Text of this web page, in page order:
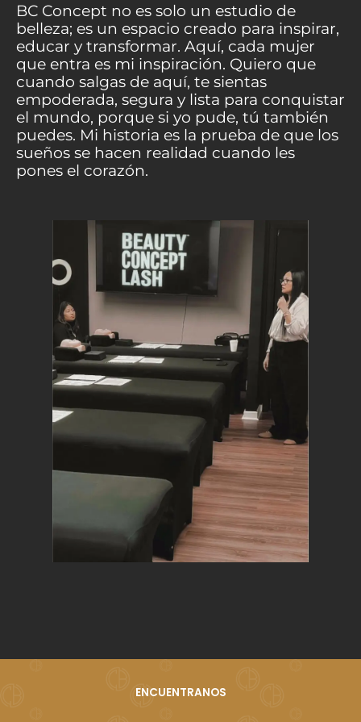
BC Concept no es solo un estudio de
belleza; es un espacio creado para inspirar,
educar y transformar. Aquí, cada mujer
que entra es mi inspiración. Quiero que
cuando salgas de aquí, te sientas
empoderada, segura y lista para conquistar
el mundo, porque si yo pude, tú también
puedes. Mi historia es la prueba de que los
sueños se hacen realidad cuando les
pones el corazón.
ENCUENTRANOS